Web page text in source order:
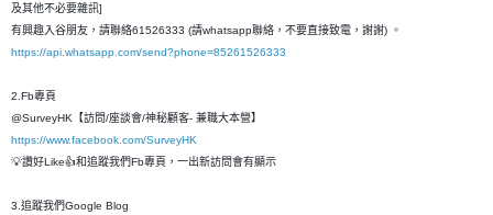
及其他不必要雜訊]
有興趣入谷朋友，請聯絡61526333 (請whatsapp聯絡，不要直接致電，謝謝) 。
https://api.whatsapp.com/send?phone=85261526333
2.Fb專頁
@SurveyHK【訪問/座談會/神秘顧客- 兼職大本營】
https://www.facebook.com/SurveyHK
💡讚好Like👍和追蹤我們Fb專頁，一出新訪問會有顯示
3.追蹤我們Google Blog